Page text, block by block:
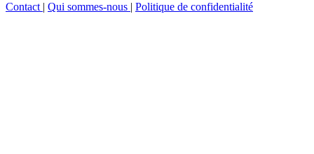
Contact | Qui sommes-nous | Politique de confidentialité